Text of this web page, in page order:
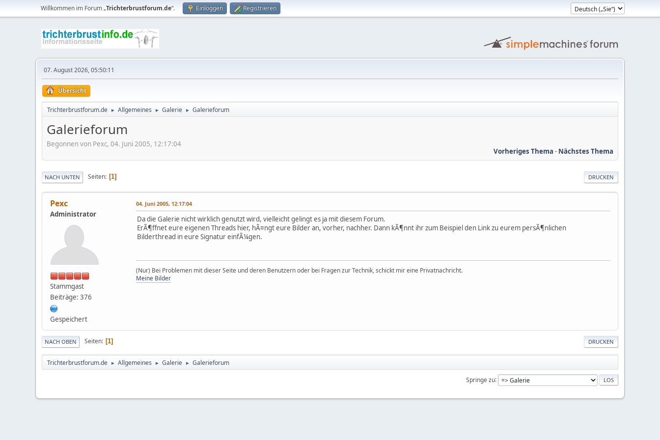
Willkommen im Forum „Trichterbrustforum.de“. Einloggen Registrieren
07. August 2026, 05:50:11
Übersicht
Trichterbrustforum.de ► Allgemeines ► Galerie ► Galerieforum
Galerieforum
Begonnen von Pexc, 04. Juni 2005, 12:17:04
Vorheriges Thema - Nächstes Thema
DRUCKEN
NACH UNTEN Seiten 1
Pexc
Administrator
Stammgast
Beiträge: 376
Gespeichert
04. Juni 2005, 12:17:04
Da die Galerie nicht wirklich genutzt wird, vielleicht gelingt es ja mit diesem Forum.
ErÃ¶ffnet eure eigenen Threads hier, hÃ¤ngt eure Bilder an, vorher, nachher. Dann kÃ¶nnt ihr zum Beispiel den Link zu eurem persÃ¶nlichen
Bilderthread in eure Signatur einfÃ¼gen.
(Nur) Bei Problemen mit dieser Seite und deren Benutzern oder bei Fragen zur Technik, schickt mir eine Privatnachricht.
Meine Bilder
DRUCKEN
NACH OBEN Seiten 1
Trichterbrustforum.de ► Allgemeines ► Galerie ► Galerieforum
Springe zu